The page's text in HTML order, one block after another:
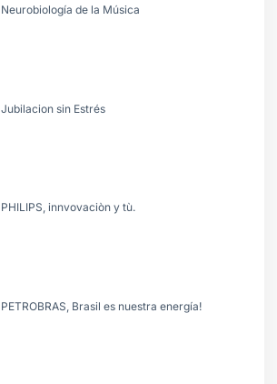
Neurobiología de la Música
Jubilacion sin Estrés
PHILIPS, innvovaciòn y tù.
PETROBRAS, Brasil es nuestra energía!